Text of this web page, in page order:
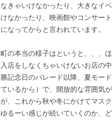
なきゃいけなかったり、大きなイ
けなかったり、映画館やコンサー
になってからと言われています。
町の本当の様子はというと、、、
入店をしなくちゃいけないお店の
勝記念日のパレード以降、夏モー
ているから）で、開放的な雰囲気
が、これから秋や冬にかけてマス
ゆるーい感じが続いていくのか、